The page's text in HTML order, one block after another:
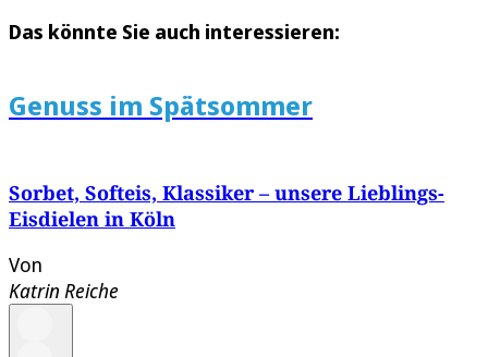
Das könnte Sie auch interessieren:
Genuss im Spätsommer
Sorbet, Softeis, Klassiker – unsere Lieblings-
Eisdielen in Köln
Von
Katrin Reiche